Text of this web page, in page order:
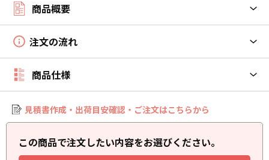
商品概要
注文の流れ
商品仕様
見積書作成・出荷目安確認・ご注文はこちらから
この商品で注文したい内容をお選びください。